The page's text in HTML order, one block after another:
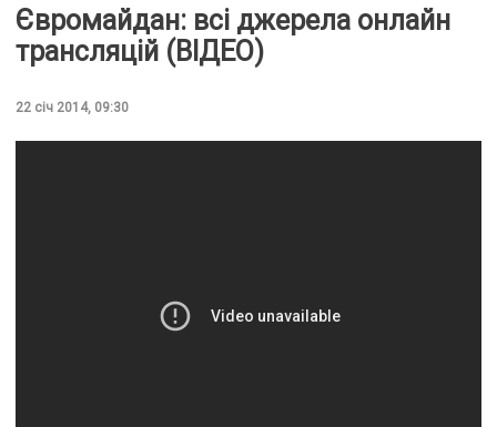
Євромайдан: всі джерела онлайн
трансляцій (ВІДЕО)
22 січ 2014, 09:30